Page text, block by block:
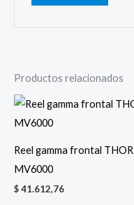
Productos relacionados
Reel gamma frontal THOR
MV6000
$41.612,76